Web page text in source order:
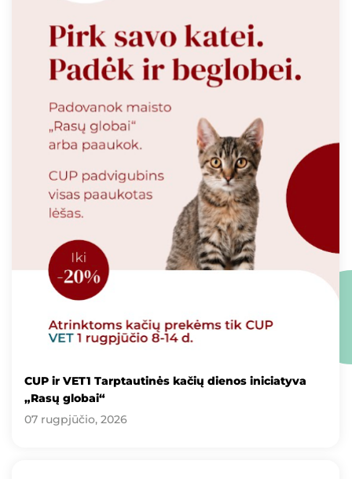
CUP ir VET1 Tarptautinės kačių dienos iniciatyva
„Rasų globai“
07 rugpjūčio, 2026